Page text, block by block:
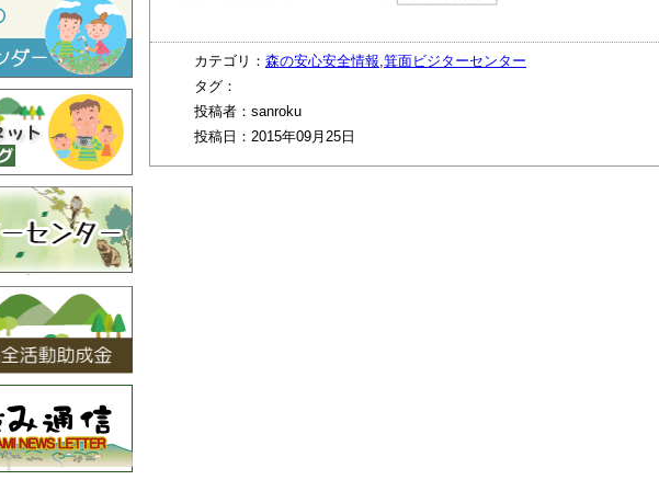
カテゴリ： 森の安心安全情報 箕面ビジターセンター
タグ：
投稿者：sanroku
投稿日：2015年09月25日